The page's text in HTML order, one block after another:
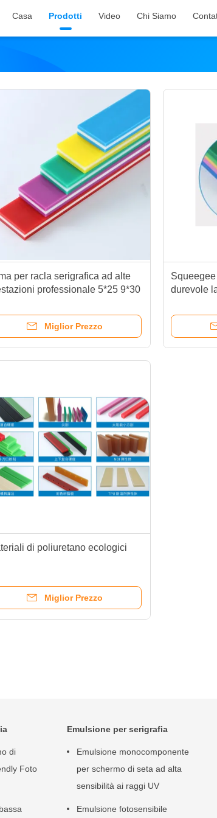
Casa Prodotti Video Chi Siamo
per racla serigrafica ad alte
professionale 5*25 9*30
Miglior Prezzo
durevole
la stampa
di poliuretano ecologici
Miglior Prezzo
di
Foto
Emulsione per serigrafia
Emulsione monocomponente
per schermo di seta ad alta
sensibilità ai raggi UV
Emulsione fotosensibile